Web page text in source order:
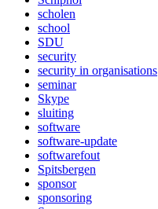
scholen
school
SDU
security
security in organisations
seminar
Skype
sluiting
software
software-update
softwarefout
Spitsbergen
sponsor
sponsoring